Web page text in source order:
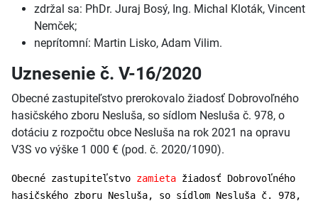
zdržal sa: PhDr. Juraj Bosý, Ing. Michal Kloták, Vincent
Nemček;
neprítomní: Martin Lisko, Adam Vilim.
Uznesenie č. V-16/2020
Obecné zastupiteľstvo prerokovalo žiadosť Dobrovoľného
hasičského zboru Nesluša, so sídlom Nesluša č. 978, o
dotáciu z rozpočtu obce Nesluša na rok 2021 na opravu
V3S vo výške 1 000 € (pod. č. 2020/1090).
Obecné zastupiteľstvo zamieta žiadosť Dobrovoľného
hasičského zboru Nesluša, so sídlom Nesluša č. 978,